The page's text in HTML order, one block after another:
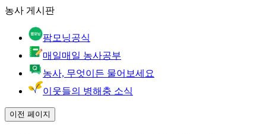
농사 게시판
팜모닝공식
매일매일 농사공부
농사, 무엇이든 물어보세요
이웃들의 병해충 소식
이전 페이지